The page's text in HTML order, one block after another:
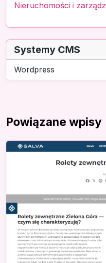
Nieruchomości i
Systemy CMS
Wordpress
Powiązane wpisy